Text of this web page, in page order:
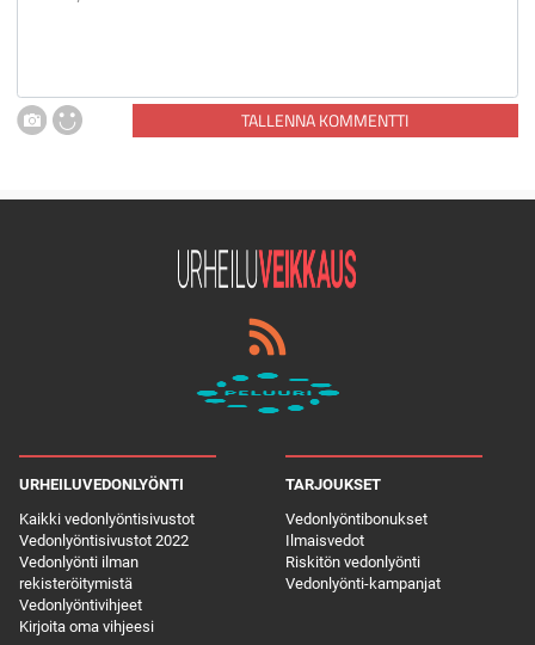
TALLENNA KOMMENTTI
URHEILUVEDONLYÖNTI
Kaikki vedonlyöntisivustot
Vedonlyöntisivustot 2022
Vedonlyönti ilman
rekisteröitymistä
Vedonlyöntivihjeet
Kirjoita oma vihjeesi
TARJOUKSET
Vedonlyöntibonukset
Ilmaisvedot
Riskitön vedonlyönti
Vedonlyönti-kampanjat